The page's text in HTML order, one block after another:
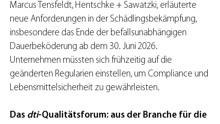
Marcus Tensfeldt, Hentschke + Sawatzki, erläuterte
neue Anforderungen in der Schädlingsbekämpfung,
insbesondere das Ende der befallsunabhängigen
Dauerbeköderung ab dem 30. Juni 2026.
Unternehmen müssten sich frühzeitig auf die
geänderten Regularien einstellen, um Compliance und
Lebensmittelsicherheit zu gewährleisten.
Das dti-Qualitätsforum: aus der Branche für die